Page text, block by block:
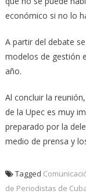
económico si no lo
A partir del debate
modelos de gestión
año.
Al concluir la
de la Upec es muy
preparado por la
medio de prensa y
Tagged
de Periodistas de